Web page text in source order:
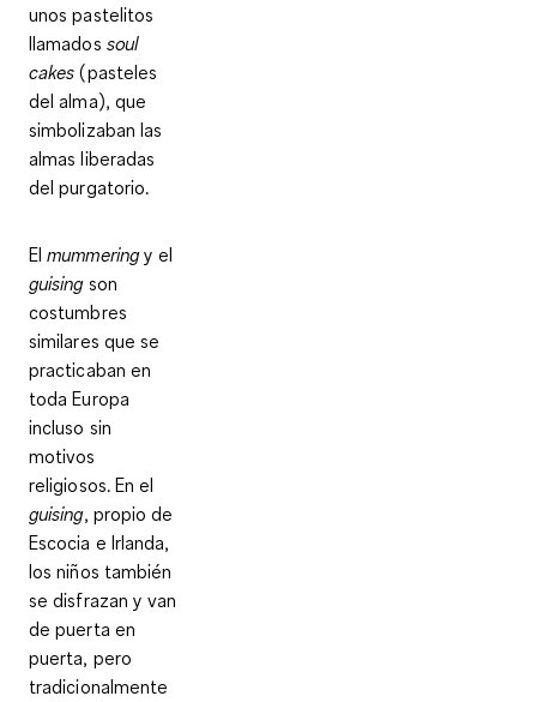
unos pastelitos
llamados soul
cakes (pasteles
del alma), que
simbolizaban las
almas liberadas
del purgatorio.
Elmummeringy el
guisingson
costumbres
similares que se
practicaban en
toda Europa
incluso sin
motivos
religiosos. En el
guising, propio de
Escocia e Irlanda,
los niños también
se disfrazan y van
de puerta en
puerta, pero
tradicionalmente